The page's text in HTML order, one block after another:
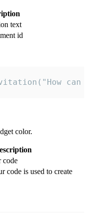
text
id
color.
code
code is used to create